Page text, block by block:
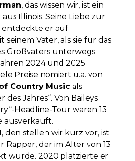
, das wissen wir, ist ein
Illinois. Seine Liebe zur
entdeckte er auf
Vater, als sie für das
Großvaters unterwegs
2024 und 2025
Preise nomiert u.a. von
Country Music als
des Jahres“. Von Baileys
Headline-Tour waren 13
ausverkauft.
, den stellen wir kurz vor, ist
Rapper, der im Alter von 13
wurde. 2020 platzierte er